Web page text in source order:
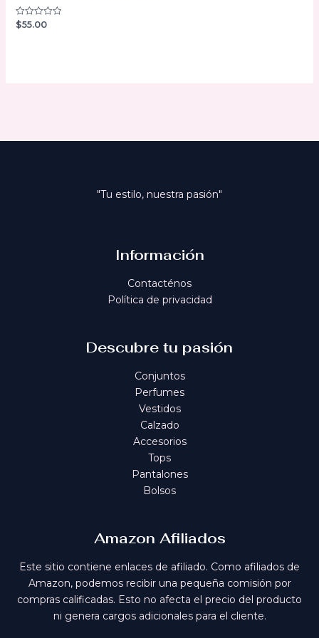
Valorado
$55.00
"Tu estilo, nuestra pasión"
Información
Contacténos
Política de privacidad
Descubre tu pasión
Conjuntos
Perfumes
Vestidos
Calzado
Accesorios
Tops
Pantalones
Bolsos
Amazon Afiliados
Este sitio contiene enlaces de afiliado. Como afiliados de
Amazon, podemos recibir una pequeña comisión por
compras calificadas. Esto no afecta el precio del producto
ni genera cargos adicionales para el cliente.